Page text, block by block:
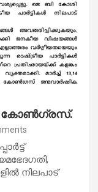
കോൺഗ്രസ്.
നിലപാട്